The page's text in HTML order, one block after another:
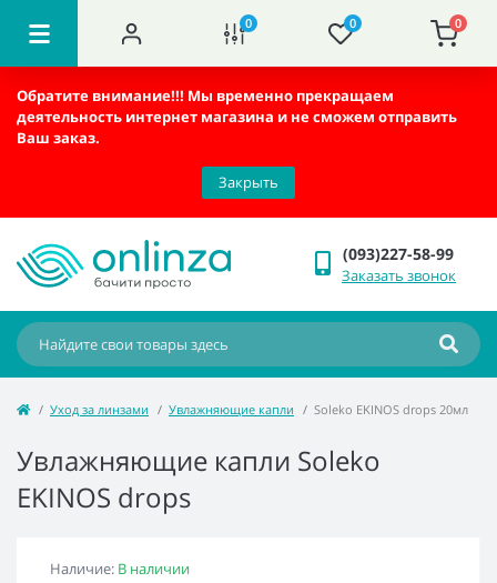
0 0 0
Обратите внимание!!! Мы временно прекращаем
деятельность интернет магазина и не сможем отправить
Ваш заказ.
Закрыть
(093)227-58-99
Заказать звонок
Уход за линзами Увлажняющие капли Soleko EKINOS drops 20мл
Увлажняющие капли Soleko
EKINOS drops
Наличие: В наличии